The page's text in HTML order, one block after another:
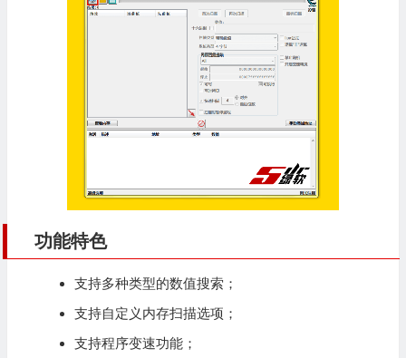
功能特色
支持多种类型的数值搜索；
支持自定义内存扫描选项；
支持程序变速功能；